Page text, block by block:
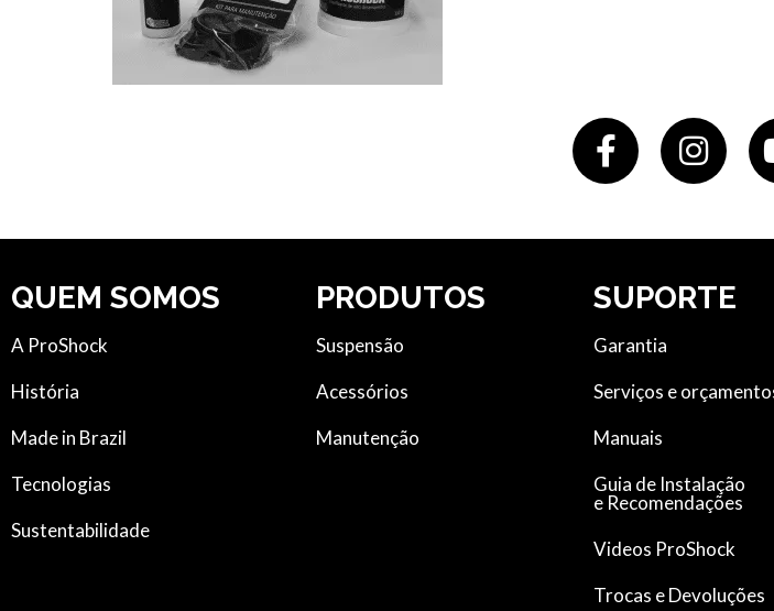
QUEM SOMOS
A ProShock
História
Made in Brazil
Tecnologias
Sustentabilidade
PRODUTOS
Suspensão
Acessórios
Manutenção
SUPORTE
Garantia
Serviços e
Manuais
Guia de Instalação
e Recomendações
Videos ProShock
Trocas e Devoluções